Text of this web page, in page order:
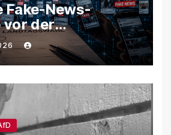
Fake-News-
vor der
– So soll
werden